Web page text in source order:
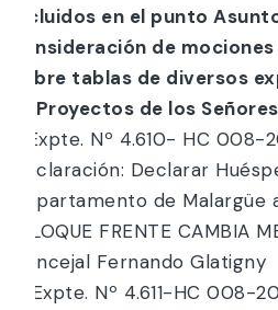
incluidos en el punto
consideración de
sobre tablas de diversos
e) Proyectos de los
1. Expte. Nº 4.610- HC
Declaración: Declarar
Departamento de Malargüe
(BLOQUE FRENTE CAMBIA
Concejal Fernando Glatigny
2. Expte. Nº 4.611-HC 008-